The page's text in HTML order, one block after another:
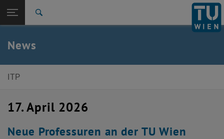
TU Login
Quicklinks
Quicklinks-Menü umschalten
Studium
Zur 1. Menü Ebene
E136-Institut für Theoretische Physik
News
News
ITP
17. April 2026
Neue Professuren an der TU Wien